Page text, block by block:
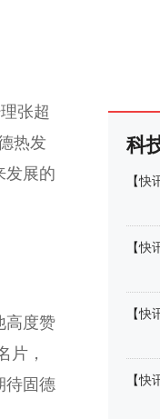
张超
热发
发展的
高度赞
片，
待固德
科
【快
【快
【快
【快